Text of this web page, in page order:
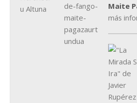
Maite
más